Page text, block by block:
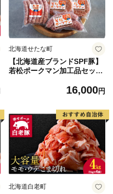
北海道せたな町
【北海道産ブランドSPF豚】
若松ポークマン加工品セット
ンクフルト ウインナー 豚ロ
税
16,000円
北海道白老町